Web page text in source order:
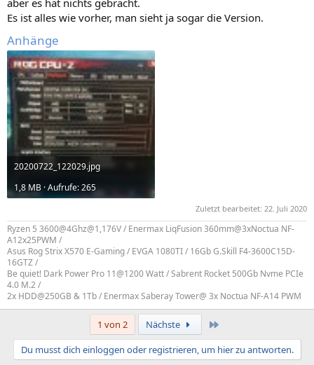
Es ist alles wie vorher, man sieht ja sogar die Version.
Anhänge
20200722_122029.jpg
1,8 MB · Aufrufe: 265
Zuletzt bearbeitet: 22. Juli 2020
Ryzen 5 3600@4Ghz@1,176V / Enermax LiqFusion 360mm@3xNoctua NF-
A12x25PWM /
Asus Rog Strix X570 E-Gaming / EVGA 1080TI / 16Gb G.Skill F4-3600C15D-
16GTZ /
Be quiet! Dark Power Pro 11@1200 Watt / Sabrent Rocket 500Gb Nvme PCIe
4.0 M.2 /
2x HDD@250GB & 1Tb / Enermax Saberay Tower@ 3x Noctua NF-A14 PWM
1 von 2 Nächste
Du musst dich einloggen oder registrieren, um hier zu antworten.